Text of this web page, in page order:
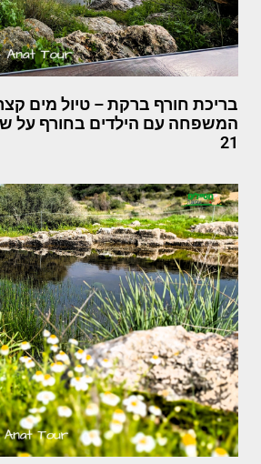
בריכת חורף ברקת – טיול מים
המשפחה עם הילדים בחורף על
21